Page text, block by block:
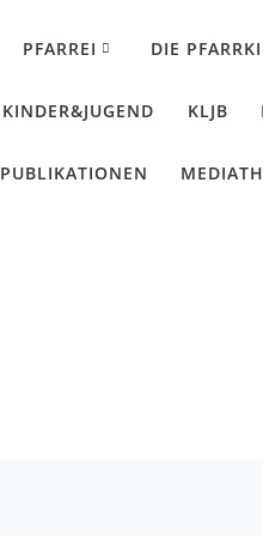
PFARREI DIE
KINDER&JUGEND KLJB
PUBLIKATIONEN